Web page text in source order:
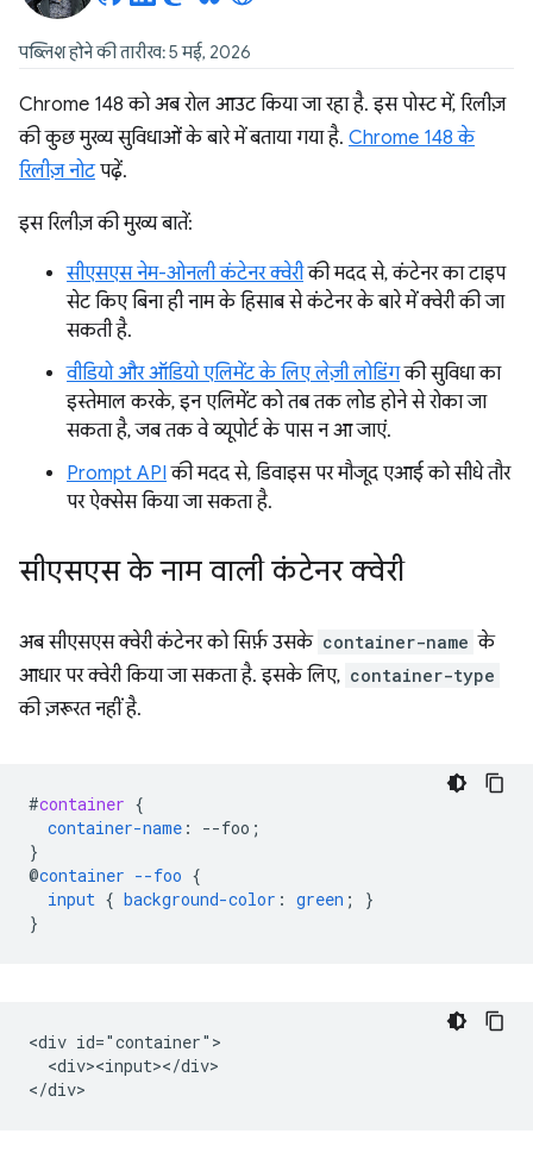
पब्लिश होने की तारीख: 5 मई, 2026
Chrome 148 को अब रोल आउट किया जा रहा है. इस पोस्ट में, रिलीज़
की कुछ मुख्य सुविधाओं के बारे में बताया गया है. Chrome 148 के
रिलीज़ नोटपढ़ें.
इस रिलीज़ की मुख्य बातें:
सीएसएस नेम-ओनली कंटेनर क्वेरीकी मदद से, कंटेनर का टाइप
सेट किए बिना ही नाम के हिसाब से कंटेनर के बारे में क्वेरी की जा
सकती है.
वीडियो और ऑडियो एलिमेंट के लिए लेज़ी लोडिंगकी सुविधा का
इस्तेमाल करके, इन एलिमेंट को तब तक लोड होने से रोका जा
सकता है, जब तक वे व्यूपोर्ट के पास न आ जाएं.
Prompt API की मदद से, डिवाइस पर मौजूद एआई को सीधे तौर
पर ऐक्सेस किया जा सकता है.
सीएसएस के नाम वाली कंटेनर क्वेरी
अब सीएसएस क्वेरी कंटेनर को सिर्फ़ उसके container-name के
आधार पर क्वेरी किया जा सकता है. इसके लिए, container-type
की ज़रूरत नहीं है.
#container {
container-name : --foo ;
}
@container --foo {
input { background-color : green ;
}
}
<div id="container">
  <div><input></div>